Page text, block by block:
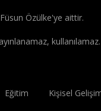
Özülke'ye aittir.
kullanılamaz.
Eğitim Kişisel